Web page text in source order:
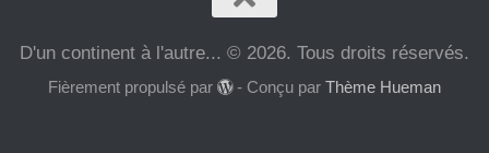
D'un continent à l'autre... © 2026. Tous droits réservés.
Fièrement propulsé par - Conçu parThème Hueman